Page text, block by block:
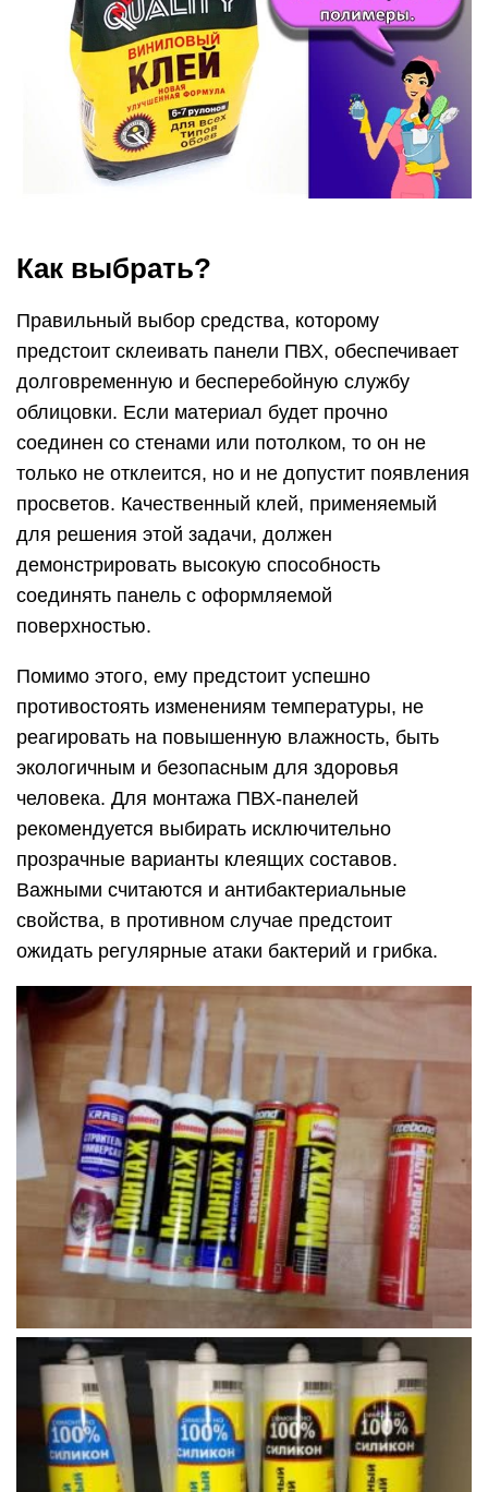
Как выбрать?
Правильный выбор средства, которому
предстоит склеивать панели ПВХ, обеспечивает
долговременную и бесперебойную службу
облицовки. Если материал будет прочно
соединен со стенами или потолком, то он не
только не отклеится, но и не допустит появления
просветов. Качественный клей, применяемый
для решения этой задачи, должен
демонстрировать высокую способность
соединять панель с оформляемой
поверхностью.
Помимо этого, ему предстоит успешно
противостоять изменениям температуры, не
реагировать на повышенную влажность, быть
экологичным и безопасным для здоровья
человека. Для монтажа ПВХ-панелей
рекомендуется выбирать исключительно
прозрачные варианты клеящих составов.
Важными считаются и антибактериальные
свойства, в противном случае предстоит
ожидать регулярные атаки бактерий и грибка.